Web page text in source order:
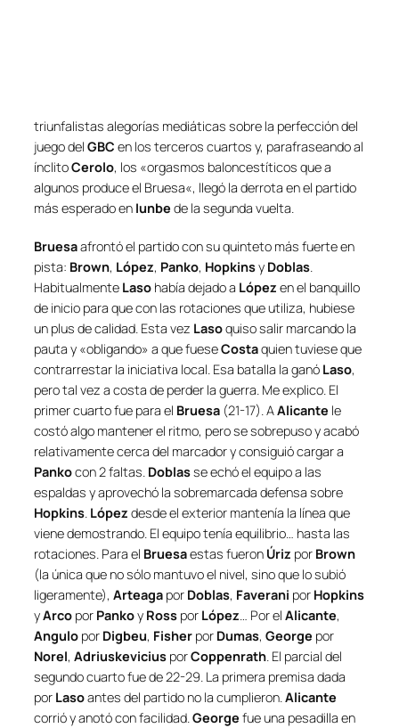
triunfalistas alegorías mediáticas sobre la perfección del
juego del GBC en los terceros cuartos y, parafraseando al
ínclitoCerolo, los «orgasmos baloncestíticos que a
algunos produce el Bruesa«, llegó la derrota en el partido
más esperado en Iunbe de la segunda vuelta.
Bruesaafrontó el partido con su quinteto más fuerte en
pista: Brown, López, Panko, Hopkinsy Doblas.
Habitualmente Laso había dejado a López en el banquillo
de inicio para que con las rotaciones que utiliza, hubiese
un plus de calidad. Esta vez Lasoquiso salir marcando la
pauta y «obligando» a que fueseCostaquien tuviese que
contrarrestar la iniciativa local. Esa batalla la ganó Laso,
pero tal vez a costa de perder la guerra. Me explico. El
primer cuarto fue para el Bruesa (21-17). AAlicante le
costó algo mantener el ritmo, pero se sobrepuso y acabó
relativamente cerca del marcador y consiguió cargar a
Pankocon 2 faltas. Doblasse echó el equipo a las
espaldas y aprovechó la sobremarcada defensa sobre
Hopkins. López desde el exterior mantenía la línea que
viene demostrando. El equipo tenía equilibrio… hasta las
rotaciones. Para el Bruesaestas fueron Úriz por Brown
(la única que no sólo mantuvo el nivel, sino que lo subió
ligeramente), Arteaga por Doblas, Faverani por Hopkins
yArco por Pankoy Ross por López… Por el Alicante,
Angulo por Digbeu, Fisher por Dumas, George por
Norel, Adriuskevicius porCoppenrath. El parcial del
segundo cuarto fue de 22-29. La primera premisa dada
por Lasoantes del partido no la cumplieron.Alicante
corrió y anotó con facilidad.George fue una pesadilla en